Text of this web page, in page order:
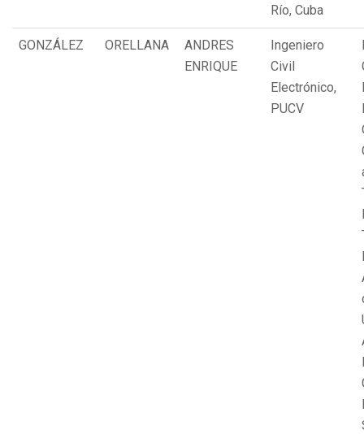
Río, Cuba
GONZÁLEZ ORELLANA
ANDRES
ENRIQUE
Ingeniero
Civil
Electrónico,
PUCV